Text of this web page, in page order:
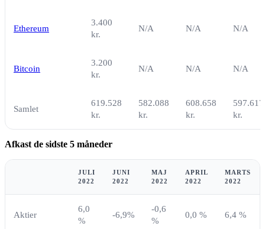
Ethereum
3.400
kr.
N/A N/A N/A
Bitcoin
3.200
kr.
N/A N/A N/A
Samlet
619.528
kr.
582.088
kr.
608.658
kr.
597.617
kr.
Afkast de sidste 5 måneder
JULI
2022
JUNI
2022
MAJ
2022
APRIL
2022
MARTS
2022
Aktier
6,0
%
-6,9%
-0,6
%
0,0 % 6,4 %